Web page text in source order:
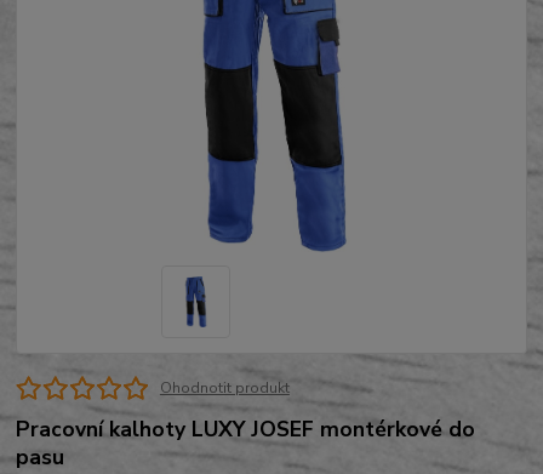
Ohodnotit produkt
Pracovní kalhoty LUXY JOSEF montérkové do
pasu